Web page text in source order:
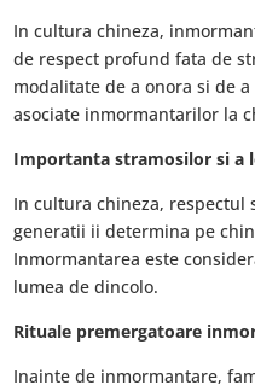
In cultura chineza,
de respect profund fata de
modalitate de a onora si de
asociate inmormantarilor la
Importanta stramosilor si a
In cultura chineza,
generatii ii determina pe
Inmormantarea este
lumea de dincolo.
Rituale premergatoare
Inainte de inmormantare,